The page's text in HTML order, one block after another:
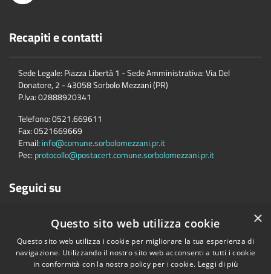
Recapiti e contatti
Sede Legale: Piazza Libertà 1 - Sede Amministrativa: Via Del
Donatore, 2 - 43058 Sorbolo Mezzani (PR)
P.Iva:02888920341
Telefono:0521.669611
Fax:0521669669
Email: info@comune.sorbolomezzani.pr.it
Pec: protocollo@postacert.comune.sorbolomezzani.pr.it
Seguici su
×
Questo sito web utilizza cookie
Questo sito web utilizza i cookie per migliorare la tua esperienza di
navigazione. Utilizzando il nostro sito web acconsenti a tutti i cookie
in conformità con la nostra policy per i cookie. Leggi di più